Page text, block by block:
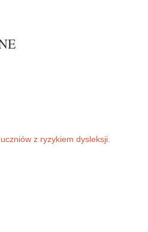
z ryzykiem dysleksji.